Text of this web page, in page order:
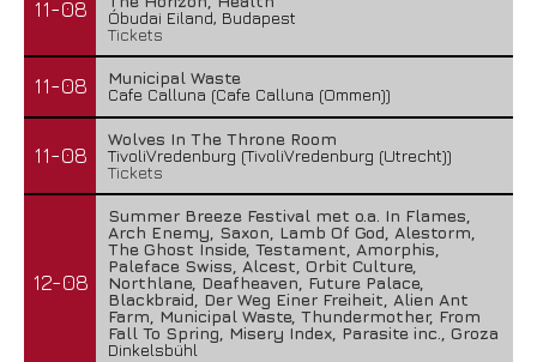
11-08
Óbudai Eiland, Budapest
Tickets
11-08
Municipal Waste
Cafe Calluna (Cafe Calluna (Ommen))
11-08
Wolves In The Throne Room
TivoliVredenburg (TivoliVredenburg (Utrecht))
Tickets
12-08
Summer Breeze Festival met o.a. In Flames,
Arch Enemy, Saxon, Lamb Of God, Alestorm,
The Ghost Inside, Testament, Amorphis,
Paleface Swiss, Alcest, Orbit Culture,
Northlane, Deafheaven, Future Palace,
Blackbraid, Der Weg Einer Freiheit, Alien Ant
Farm, Municipal Waste, Thundermother, From
Fall To Spring, Misery Index, Parasite inc., Groza
Dinkelsbühl